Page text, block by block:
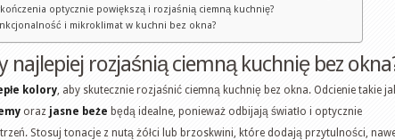
optycznie powiększą i rozjaśnią ciemną kuchnię?
i mikroklimat w kuchni bez okna?
najlepiej rozjaśnią ciemną kuchnię bez
kolory, aby skutecznie rozjaśnić ciemną kuchnię bez okna. Odcienie takie
oraz jasne beże będą idealne, ponieważ odbijają światło i optycznie
Stosuj tonacje z nutą żółci lub brzoskwini, które dodają przytulności,